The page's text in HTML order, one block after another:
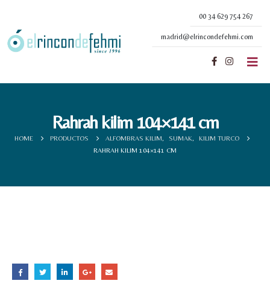
00 34 629 754 267
madrid@elrincondefehmi.com
Rahrah kilim 104×141 cm
HOME PRODUCTOS ALFOMBRAS KILIM SUMAK
KILIM TURCO
RAHRAH KILIM 104×141 CM